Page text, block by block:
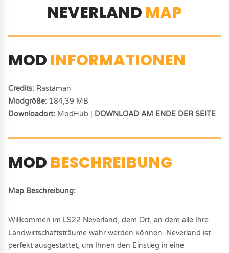
NEVERLAND MAP
MOD INFORMATIONEN
Credits: Rastaman
Modgröße: 184,39 MB
Downloadort: ModHub | DOWNLOAD AM ENDE DER SEITE
MOD BESCHREIBUNG
Map Beschreibung:
Willkommen im LS22 Neverland, dem Ort, an dem alle Ihre
Landwirtschaftsträume wahr werden können. Neverland ist
perfekt ausgestattet, um Ihnen den Einstieg in eine